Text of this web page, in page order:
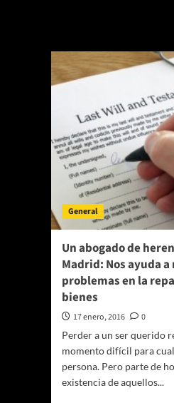
General
Un abogado de
Madrid: Nos ayuda
problemas en la
bienes
17 enero, 2016
0
Perder a un ser querido
momento difícil para
persona. Pero parte de
existencia de aquellos...